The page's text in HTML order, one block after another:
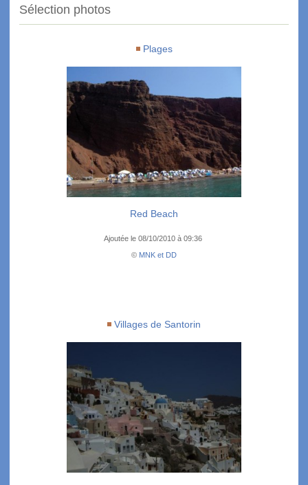
Sélection photos
Plages
Red Beach
Ajoutée le 08/10/2010 à 09:36
© MNK et DD
Villages de Santorin